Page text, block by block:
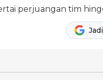
perjuangan tim